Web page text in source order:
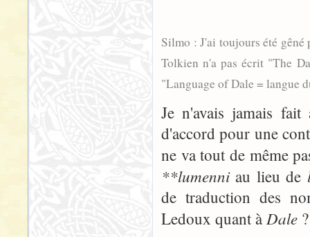
Silmo : J'ai toujours été
Tolkien n'a pas écrit "The
"Language of Dale = langue
Je n'avais jamais
d'accord pour une
ne va tout de même
**lumenniau lieu de
de traduction des
Ledoux quant à Dale ?